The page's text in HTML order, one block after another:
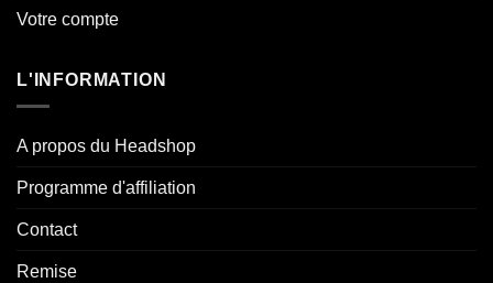
Votre compte
L'INFORMATION
A propos du Headshop
Programme d'affiliation
Contact
Remise